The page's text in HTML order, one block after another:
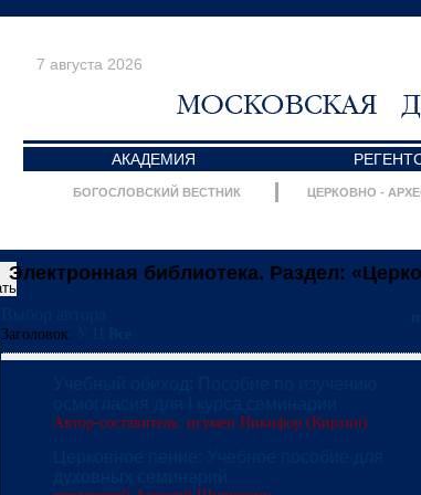
7 августа 2026
АКАДЕМИЯ
БОГОСЛОВСКИЙ ВЕСТНИК ЦЕРКОВНО -
Электронная библиотека. Раздел:
Заголовок:
Автор-составитель: игумен Никифор (Кирзин)